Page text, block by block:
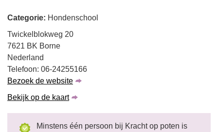
Categorie: Hondenschool
Twickelblokweg 20
7621 BK Borne
Nederland
Telefoon: 06-24255166
Bezoek de website
Bekijk op de kaart
Minstens één persoon bij Kracht op poten is